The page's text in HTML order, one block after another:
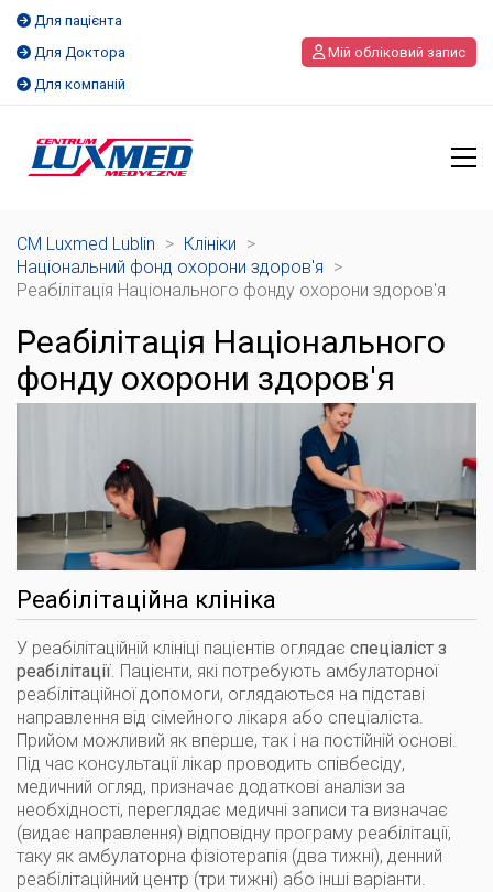
Для пацієнта
Для Доктора
Для компаній
Мій обліковий запис
CM Luxmed Lublin > Клініки >
Національний фонд охорони здоров'я >
Реабілітація Національного фонду охорони здоров'я
Реабілітація Національного
фонду охорони здоров'я
Реабілітаційна клініка
У реабілітаційній клініці пацієнтів оглядає спеціаліст з
реабілітації. Пацієнти, які потребують амбулаторної
реабілітаційної допомоги, оглядаються на підставі
направлення від сімейного лікаря або спеціаліста.
Прийом можливий як вперше, так і на постійній основі.
Під час консультації лікар проводить співбесіду,
медичний огляд, призначає додаткові аналізи за
необхідності, переглядає медичні записи та визначає
(видає направлення) відповідну програму реабілітації,
таку як амбулаторна фізіотерапія (два тижні), денний
реабілітаційний центр (три тижні) або інші варіанти.